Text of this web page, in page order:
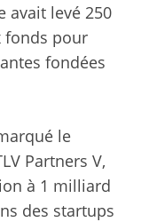
avait levé 250
fonds pour
fondées
le
Partners V,
à 1 milliard
des startups